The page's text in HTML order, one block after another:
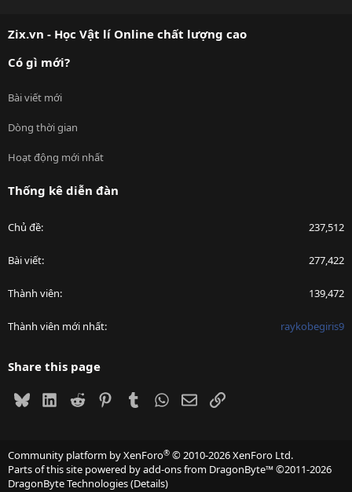
Zix.vn - Học Vật lí Online chất lượng cao
Có gì mới?
Bài viết mới
Dòng thời gian
Hoạt động mới nhất
Thống kê diễn đàn
Chủ đề 237,512
Bài viết 277,422
Thành viên 139,472
Thành viên mới nhất raykobegiris9
Share this page
BlueskyLinkedIn
Reddit PinterestTumblrWhatsApp
EmailLink
Community platform by XenForo® © 2010-2026 XenForo Ltd.
Parts of this site powered byadd-ons from DragonByte™©2011-2026
DragonByte Technologies(Details)